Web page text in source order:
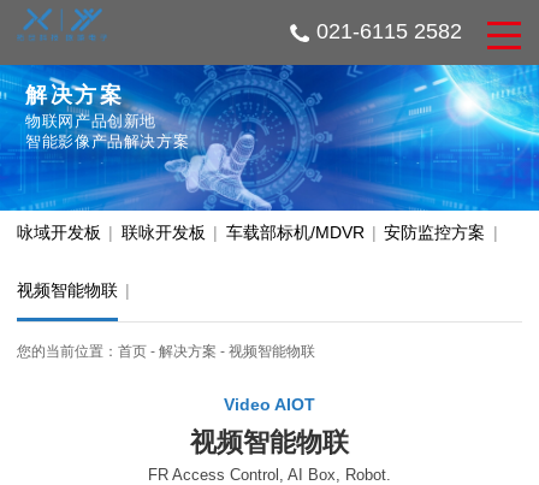
021-6115 2582
解决方案
物联网产品创新地
智能影像产品解决方案
咏域开发板 | 联咏开发板 | 车载部标机/MDVR | 安防监控方案 |
视频智能物联 |
您的当前位置： 首页 - 解决方案 - 视频智能物联
Video AIOT
视频智能物联
FR Access Control, AI Box, Robot.